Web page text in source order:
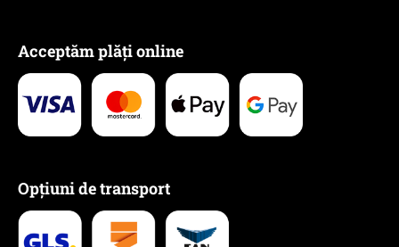
Acceptăm plăți online
Opțiuni de transport